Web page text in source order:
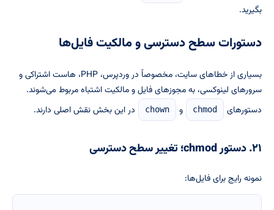
بگیرید.
دستورات سطح دسترسی و مالکیت فایل‌ها
بسیاری از خطاهای سایت، مخصوصاً در وردپرس، PHP، هاست اشتراکی و
سرورهای لینوکسی، به مجوزهای فایل و مالکیت اشتباه مربوط می‌شوند.
دستورهای
chmod و chown در این بخش نقش اصلی دارند.
۲۱. دستور chmod؛ تغییر سطح دسترسی
نمونه رایج برای فایل‌ها: